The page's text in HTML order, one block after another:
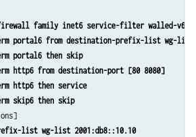
family inet6 service-filter walled-v6-
portal6 from destination-prefix-list wg-list
portal6 then skip
http6 from destination-port [80 8080]
http6 then service
skip6 then skip
list wg-list 2001:db8::10.10